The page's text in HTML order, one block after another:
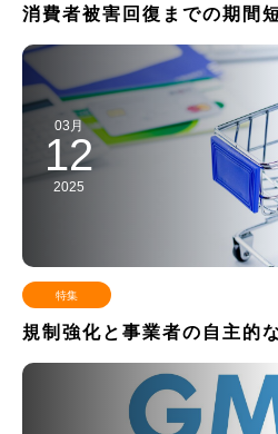
消費者被害回復までの期間
03月
12
2025
特集
規制強化と事業者の自主的